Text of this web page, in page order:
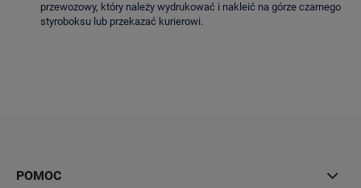
przewozowy, który należy wydrukować i nakleić na górze czarnego
styroboksu lub przekazać kurierowi.
POMOC